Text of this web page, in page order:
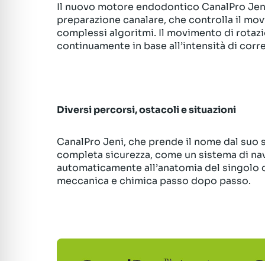
Il nuovo motore endodontico CanalPro
preparazione canalare, che controlla il
complessi algoritmi. Il movimento di
continuamente in base all’intensità di
Diversi percorsi, ostacoli e situazioni
CanalPro Jeni, che prende il nome dal suo
completa sicurezza, come un sistema di
automaticamente all’anatomia del singolo
meccanica e chimica passo dopo passo.